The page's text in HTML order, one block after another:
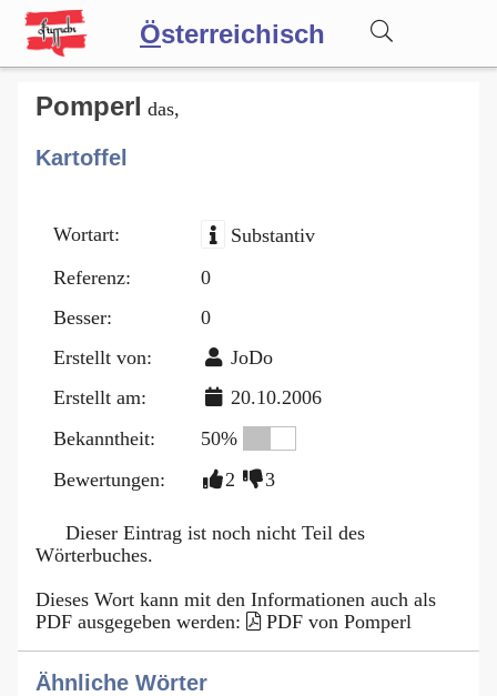
Österreichisch
Wörterbuch
Forum
Blog
Pomperl das,
Kartoffel
Wortart:
Substantiv
Referenz:
0
Besser:
0
Erstellt von:
JoDo
Erstellt am:
20.10.2006
Bekanntheit:
50%
Bewertungen:
2 3
Dieser Eintrag ist noch nicht Teil des
Wörterbuches.
Dieses Wort kann mit den Informationen auch als
PDF ausgegeben werden:
PDF von Pomperl
Ähnliche Wörter